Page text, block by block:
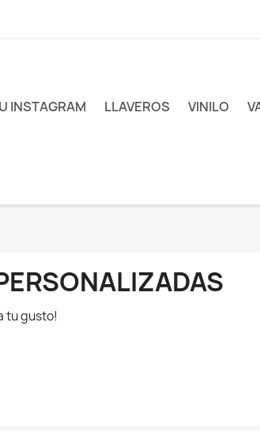
INSTAGRAM LLAVEROS VINILO
tu gusto!